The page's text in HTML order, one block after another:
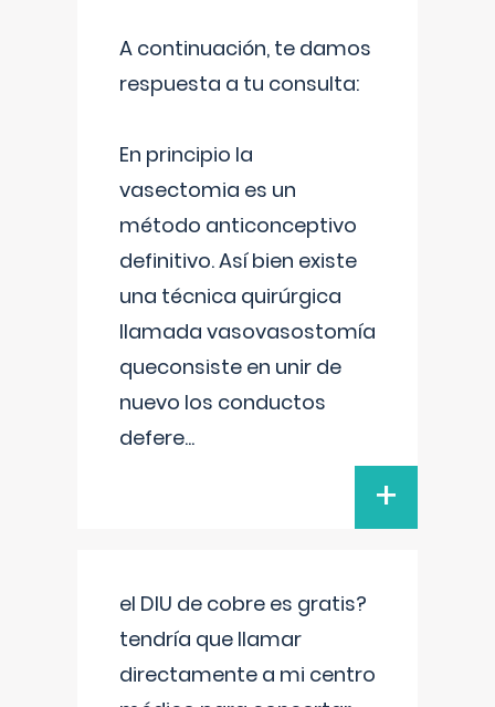
A continuación, te damos
respuesta a tu consulta:
En principio la
vasectomia es un
método anticonceptivo
definitivo. Así bien existe
una técnica quirúrgica
llamada vasovasostomía
queconsiste en unir de
nuevo los conductos
defere...
+
el DIU de cobre es gratis?
tendría que llamar
directamente a mi centro